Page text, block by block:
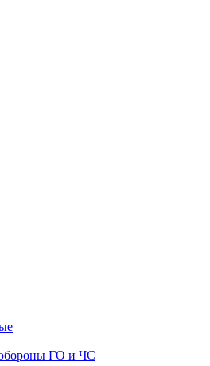
ГО и ЧС